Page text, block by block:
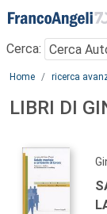
Menu
Cerca:
Main content
Home ricerca
LIBRI DI